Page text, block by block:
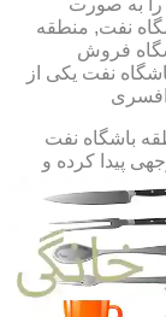
را به صورت
نفت, منطقه
فروش
نفت یکی از
باشگاه نفت
پیدا کرده و